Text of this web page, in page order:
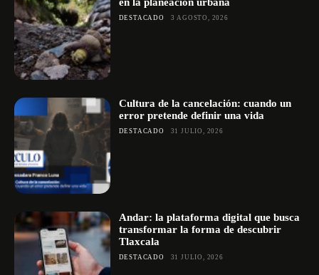
DESTACADO 3 AGOSTO, 2026
Cultura de la cancelación: cuando un
error pretende definir una vida
DESTACADO 31 JULIO, 2026
Andar: la plataforma digital que busca
transformar la forma de descubrir
Tlaxcala
DESTACADO 31 JULIO, 2026